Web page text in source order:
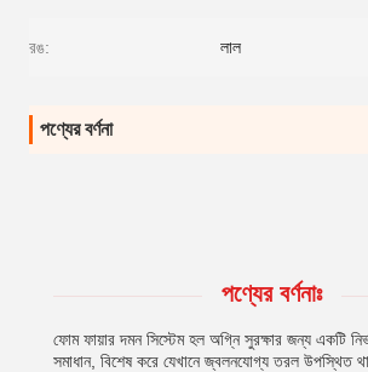
রঙ: লাল
পণ্যের বর্ণনা
পণ্যের বর্ণনাঃ
ফোম ফায়ার দমন সিস্টেম হল অগ্নি সুরক্ষার জন্য একটি
সমাধান, বিশেষ করে যেখানে জ্বলনযোগ্য তরল উপস্থিত